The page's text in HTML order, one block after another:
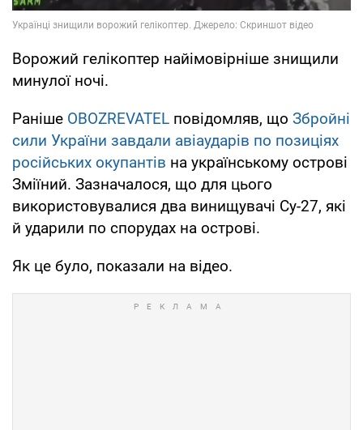
Ворожий гелікоптер найімовірніше знищили
минулої ночі.
Раніше OBOZREVATEL повідомляв, що Збройні
сили України завдали авіаударів по позиціях
російських окупантів на українському острові
Зміїний. Зазначалося, що для цього
використовувалися два винищувачі Су-27, які
й ударили по спорудах на острові.
Як це було, показали на відео.